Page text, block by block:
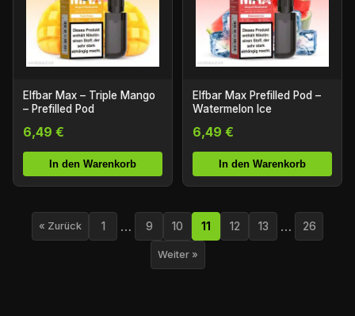
Elfbar Max – Triple Mango
– Prefilled Pod
6,49 €
In den Warenkorb
Elfbar Max Prefilled Pod –
Watermelon Ice
6,49 €
In den Warenkorb
« Zurück 1 … 9 10 11 12 13 … 26
Weiter »